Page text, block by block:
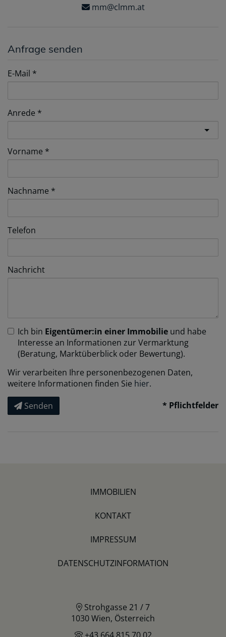
mm@clmm.at
Anfrage senden
E-Mail
Anrede
Vorname
Nachname
Telefon
Nachricht
Ich bin Eigentümer:in einer Immobilie und habe
Interesse an Informationen zur Vermarktung
(Beratung, Marktüberblick oder Bewertung).
Wir verarbeiten Ihre personenbezogenen Daten,
weitere Informationen finden Sie hier.
Senden
* Pflichtfelder
IMMOBILIEN
KONTAKT
IMPRESSUM
DATENSCHUTZINFORMATION
Strohgasse 21 / 7
1030 Wien, Österreich